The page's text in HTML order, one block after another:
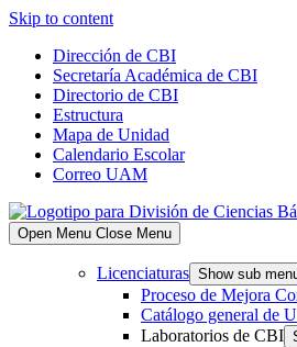
Skip to content
Dirección de CBI
Secretaría Académica de CBI
Directorio de CBI
Estructura
Mapa de Unidad
Calendario Escolar
Correo UAM
Open Menu Close Menu
Licenciaturas Show sub
Proceso de Mejora
Catálogo general de
Laboratorios de CBI